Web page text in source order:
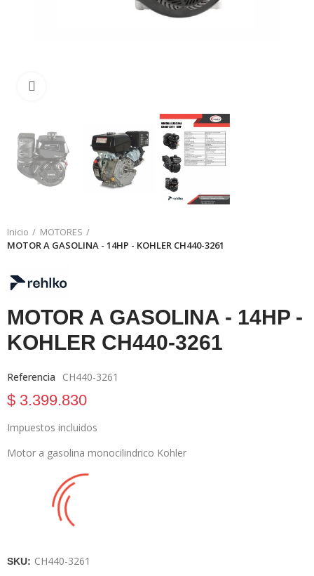
Inicio
MOTORES
MOTOR A GASOLINA - 14HP - KOHLER CH440-3261
MOTOR A GASOLINA - 14HP -
KOHLER CH440-3261
Referencia CH440-3261
$ 3.399.830
Impuestos incluidos
Motor a gasolina monocilindrico Kohler
Comparar
SKU: CH440-3261